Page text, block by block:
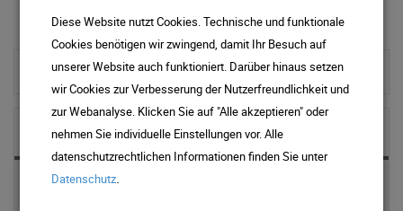
zur Startseite
NEWS & MEDIA
News 2025
Diese Website nutzt Cookies. Technische und funktionale
Cookies benötigen wir zwingend, damit Ihr Besuch auf
unserer Website auch funktioniert. Darüber hinaus setzen
wir Cookies zur Verbesserung der Nutzerfreundlichkeit und
zur Webanalyse. Klicken Sie auf "Alle akzeptieren" oder
nehmen Sie individuelle Einstellungen vor. Alle
datenschutzrechtlichen Informationen finden Sie unter
Datenschutz.